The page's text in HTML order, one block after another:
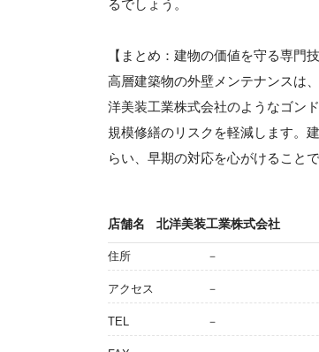
るでしょう。
【まとめ：建物の価値を守る専門
高層建築物の外壁メンテナンスは
洋美装工業株式会社のようなゴン
規模修繕のリスクを軽減します。
らい、早期の対応を心がけること
店舗名 北洋美装工業株式会社
住所 －
アクセス －
TEL －